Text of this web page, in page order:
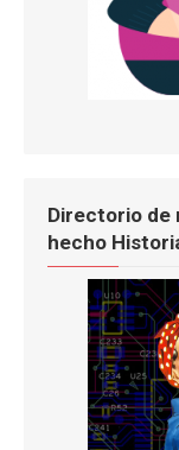
Directorio de
hecho